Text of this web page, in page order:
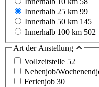
Innerhalb 25 km 99
Innerhalb 50 km 145
Innerhalb 100 km 502
Art der Anstellung
Vollzeitstelle 52
Nebenjob/
Ferienjob 30